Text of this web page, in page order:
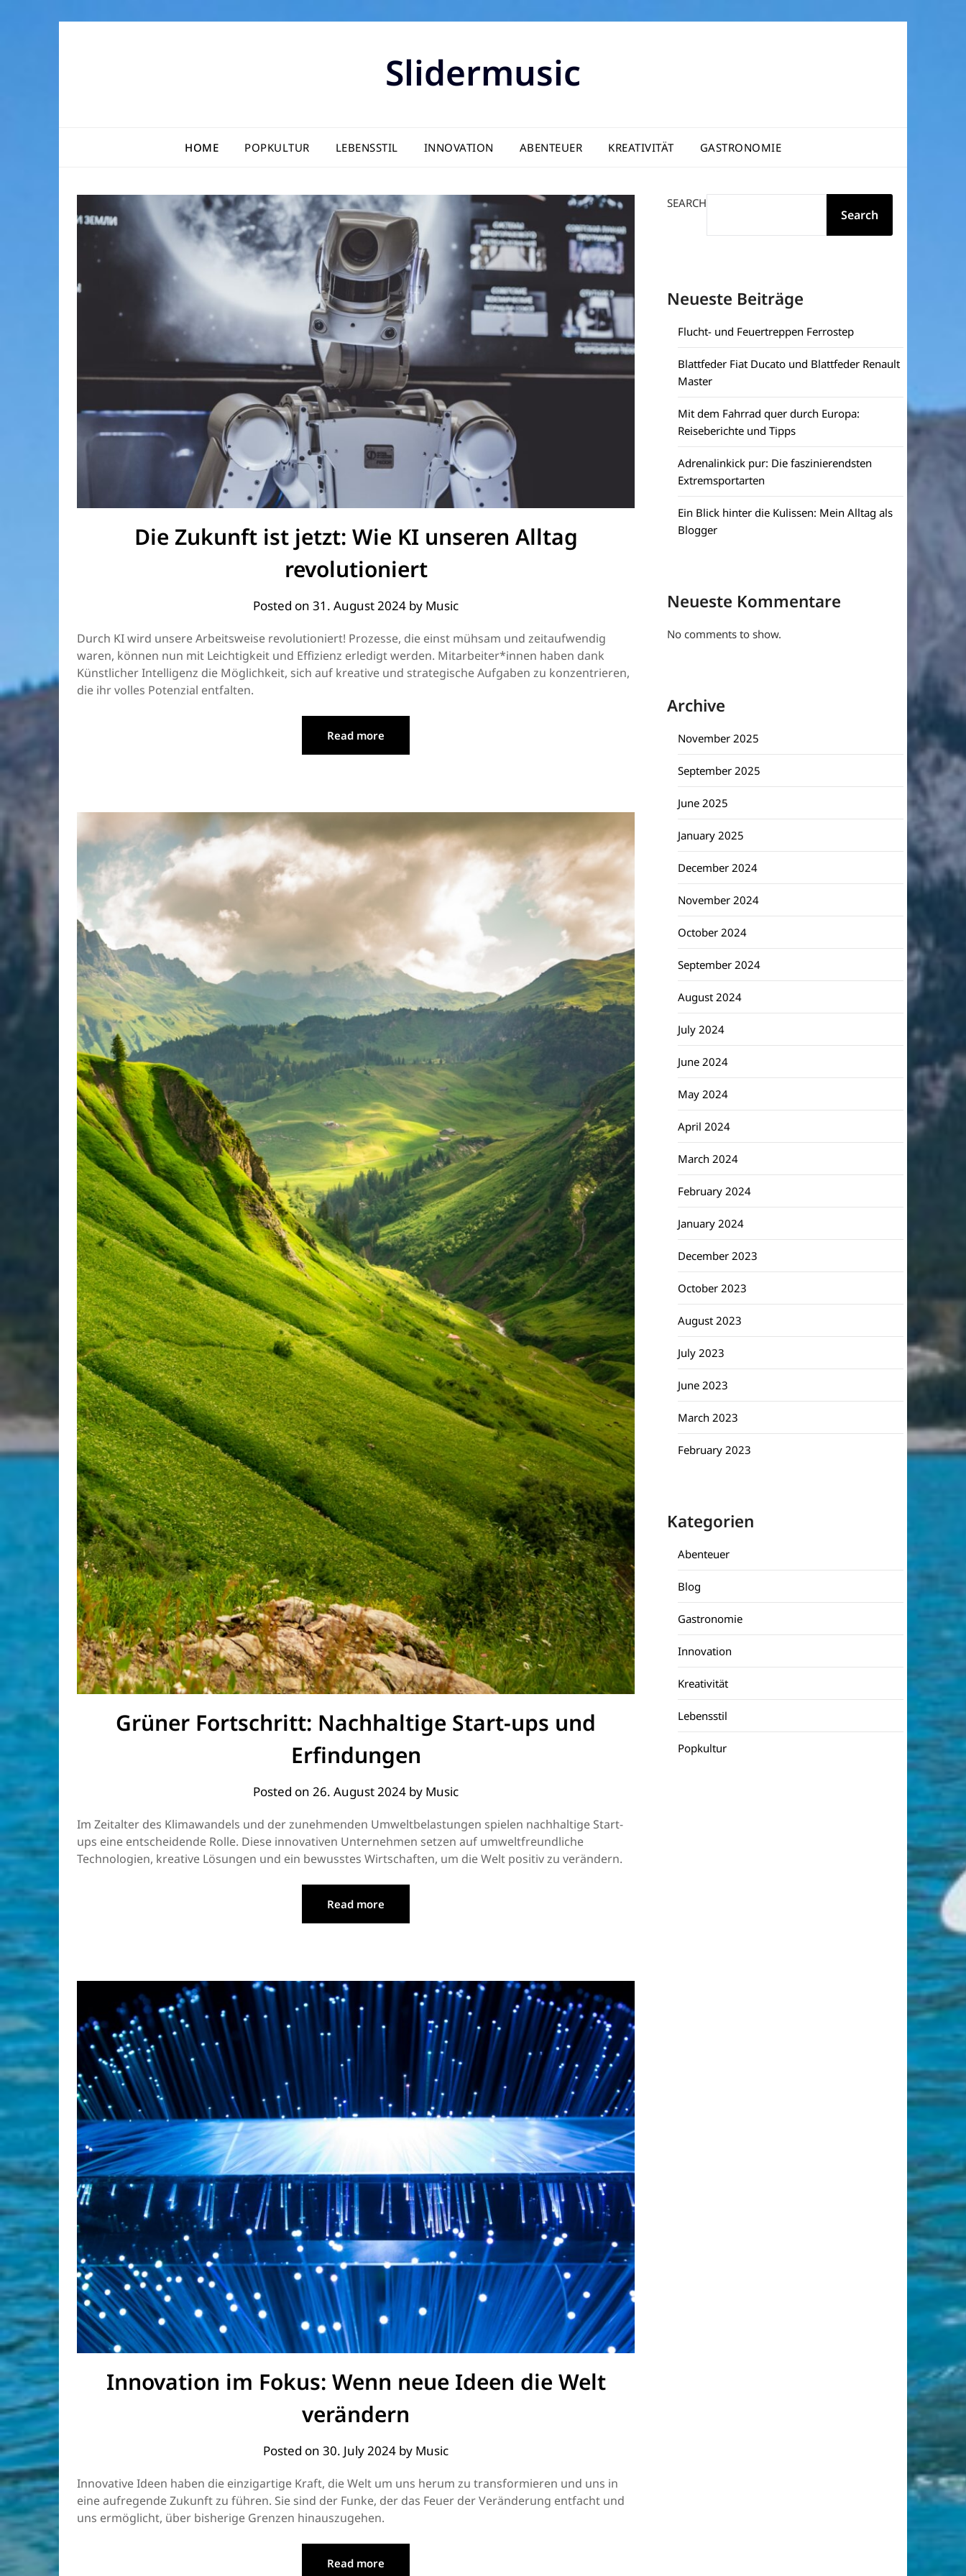
Slidermusic
HOME POPKULTUR LEBENSSTIL INNOVATION ABENTEUER KREATIVITÄT GASTRONOMIE
Die Zukunft ist jetzt: Wie KI unseren Alltag
revolutioniert
Posted on 31. August 2024 by Music
Durch KI wird unsere Arbeitsweise revolutioniert! Prozesse, die einst mühsam und zeitaufwendig
waren, können nun mit Leichtigkeit und Effizienz erledigt werden. Mitarbeiter*innen haben dank
Künstlicher Intelligenz die Möglichkeit, sich auf kreative und strategische Aufgaben zu konzentrieren,
die ihr volles Potenzial entfalten.
Read more
Grüner Fortschritt: Nachhaltige Start-ups und
Erfindungen
Posted on 26. August 2024 by Music
Im Zeitalter des Klimawandels und der zunehmenden Umweltbelastungen spielen nachhaltige Start-
ups eine entscheidende Rolle. Diese innovativen Unternehmen setzen auf umweltfreundliche
Technologien, kreative Lösungen und ein bewusstes Wirtschaften, um die Welt positiv zu verändern.
Read more
Innovation im Fokus: Wenn neue Ideen die Welt
verändern
Posted on 30. July 2024 by Music
Innovative Ideen haben die einzigartige Kraft, die Welt um uns herum zu transformieren und uns in
eine aufregende Zukunft zu führen. Sie sind der Funke, der das Feuer der Veränderung entfacht und
uns ermöglicht, über bisherige Grenzen hinauszugehen.
Read more
SEARCH
Search
Neueste Beiträge
Flucht- und Feuertreppen Ferrostep
Blattfeder Fiat Ducato und Blattfeder Renault
Master
Mit dem Fahrrad quer durch Europa:
Reiseberichte und Tipps
Adrenalinkick pur: Die faszinierendsten
Extremsportarten
Ein Blick hinter die Kulissen: Mein Alltag als
Blogger
Neueste Kommentare
No comments to show.
Archive
November 2025
September 2025
June 2025
January 2025
December 2024
November 2024
October 2024
September 2024
August 2024
July 2024
June 2024
May 2024
April 2024
March 2024
February 2024
January 2024
December 2023
October 2023
August 2023
July 2023
June 2023
March 2023
February 2023
Kategorien
Abenteuer
Blog
Gastronomie
Innovation
Kreativität
Lebensstil
Popkultur